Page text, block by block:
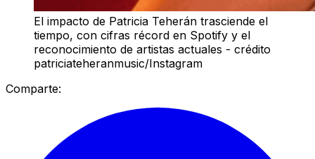
El impacto de Patricia Teherán trasciende el
tiempo, con cifras récord en Spotify y el
reconocimiento de artistas actuales - crédito
patriciateheranmusic/Instagram
Comparte: